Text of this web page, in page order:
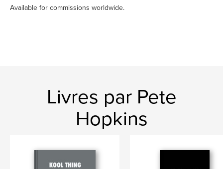
Available for commissions worldwide.
Livres par Pete
Hopkins